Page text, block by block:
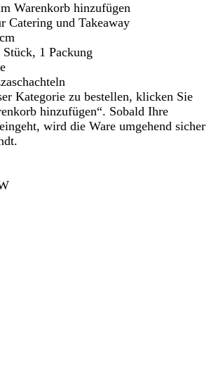
Warenkorb hinzufügen
Catering und Takeaway
1 Packung
Kategorie zu bestellen, klicken Sie
hinzufügen“. Sobald Ihre
wird die Ware umgehend sicher